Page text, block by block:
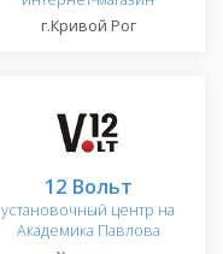
г.Кривой Рог
12 Вольт
установочный центр на
Академика Павлова